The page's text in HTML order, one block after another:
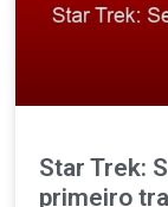
Star Trek:
primeiro